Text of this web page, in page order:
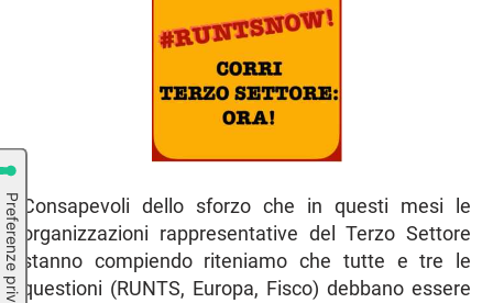
Consapevoli dello sforzo che in questi mesi le
organizzazioni rappresentative del Terzo Settore
stanno compiendo riteniamo che tutte e tre le
questioni (RUNTS, Europa, Fisco) debbano essere